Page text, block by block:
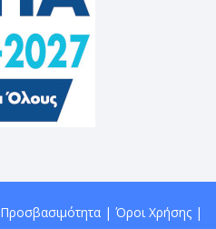
Προσβασιμότητα| Όροι Χρήσης|